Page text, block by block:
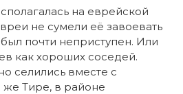
на еврейской
не сумели её завоевать
почти неприступен. Или
как хороших соседей.
селились вместе с
Тире, в районе